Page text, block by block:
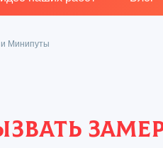
и Минипуты